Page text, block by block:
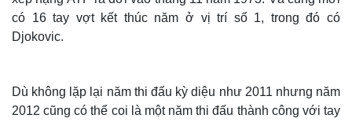
có 16 tay vợt kết thúc năm ở vị trí số 1, trong đó có
Djokovic.
Dù không lặp lại năm thi đấu kỳ diệu như 2011 nhưng năm
2012 cũng có thể coi là một năm thi đấu thành công với tay